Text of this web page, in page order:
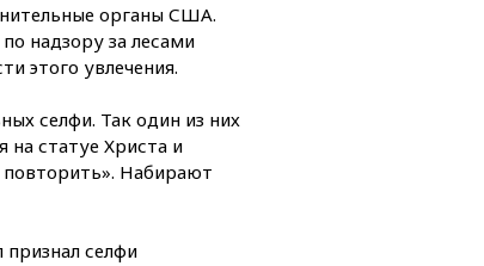
22:15Путин заслушал
о ситуации на
направлении
нежелательным в
американский Human
Foundation
Геленджик
органы США.
надзору за лесами
этого увлечения.
селфи. Так один из них
на статуе Христа и
повторить». Набирают
селфи